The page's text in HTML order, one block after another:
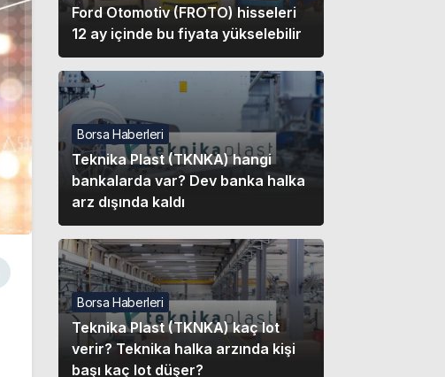
Ford Otomotiv (FROTO) hisseleri
12 ay içinde bu fiyata yükselebilir
Borsa Haberleri
Teknika Plast (TKNKA) hangi
bankalarda var? Dev banka halka
arz dışında kaldı
Borsa Haberleri
Teknika Plast (TKNKA) kaç lot
verir? Teknika halka arzında kişi
başı kaç lot düşer?